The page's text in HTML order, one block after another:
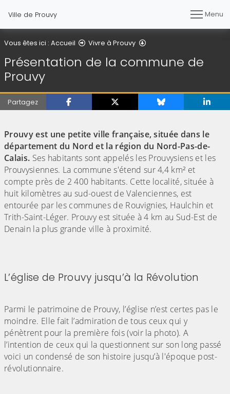
Ville de Prouvy Menu
Vous êtes ici : Accueil Vivre à Prouvy
Présentation de la commune de
Prouvy
Partagez
Prouvy est une petite ville française, située dans le
département du Nord et la région du Nord-Pas-de-
Calais. Ses habitants sont appelés les Prouvysiens et les
Prouvysiennes. La commune s'étend sur 4,4 km² et
compte près de 2 400 habitants. Cette localité, située à
huit kilomètres au sud-ouest de Valenciennes, est
entourée par les communes de Rouvignies, Haulchin et
Trith-Saint-Léger. Prouvy est située à 4 km au Sud-Est de
Denain la plus grande ville à proximité.
L’église de Prouvy jusqu’à la Révolution
Parmi le patrimoine de Prouvy, l’église n’est certes pas le
moindre. Elle fait l’admiration de tous ceux qui y
pénètrent pour la première fois (voir la photo). A
l’intention de ceux qui la questionnent sur son long passé
voici un condensé de son histoire jusqu’à l'époque post-
révolutionnaire.